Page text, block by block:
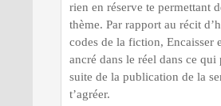
rien en réserve te permettant
thème. Par rapport au récit
codes de la fiction, Encaisser
ancré dans le réel dans ce
suite de la publication de la
t’agréer.